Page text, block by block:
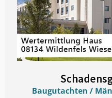
Baugutachten /